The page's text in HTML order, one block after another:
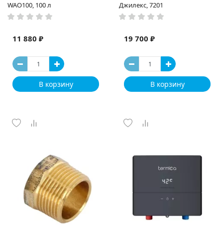
WAO100, 100 л
11 880 ₽
В корзину
Джилекс, 7201
19 700 ₽
В корзину